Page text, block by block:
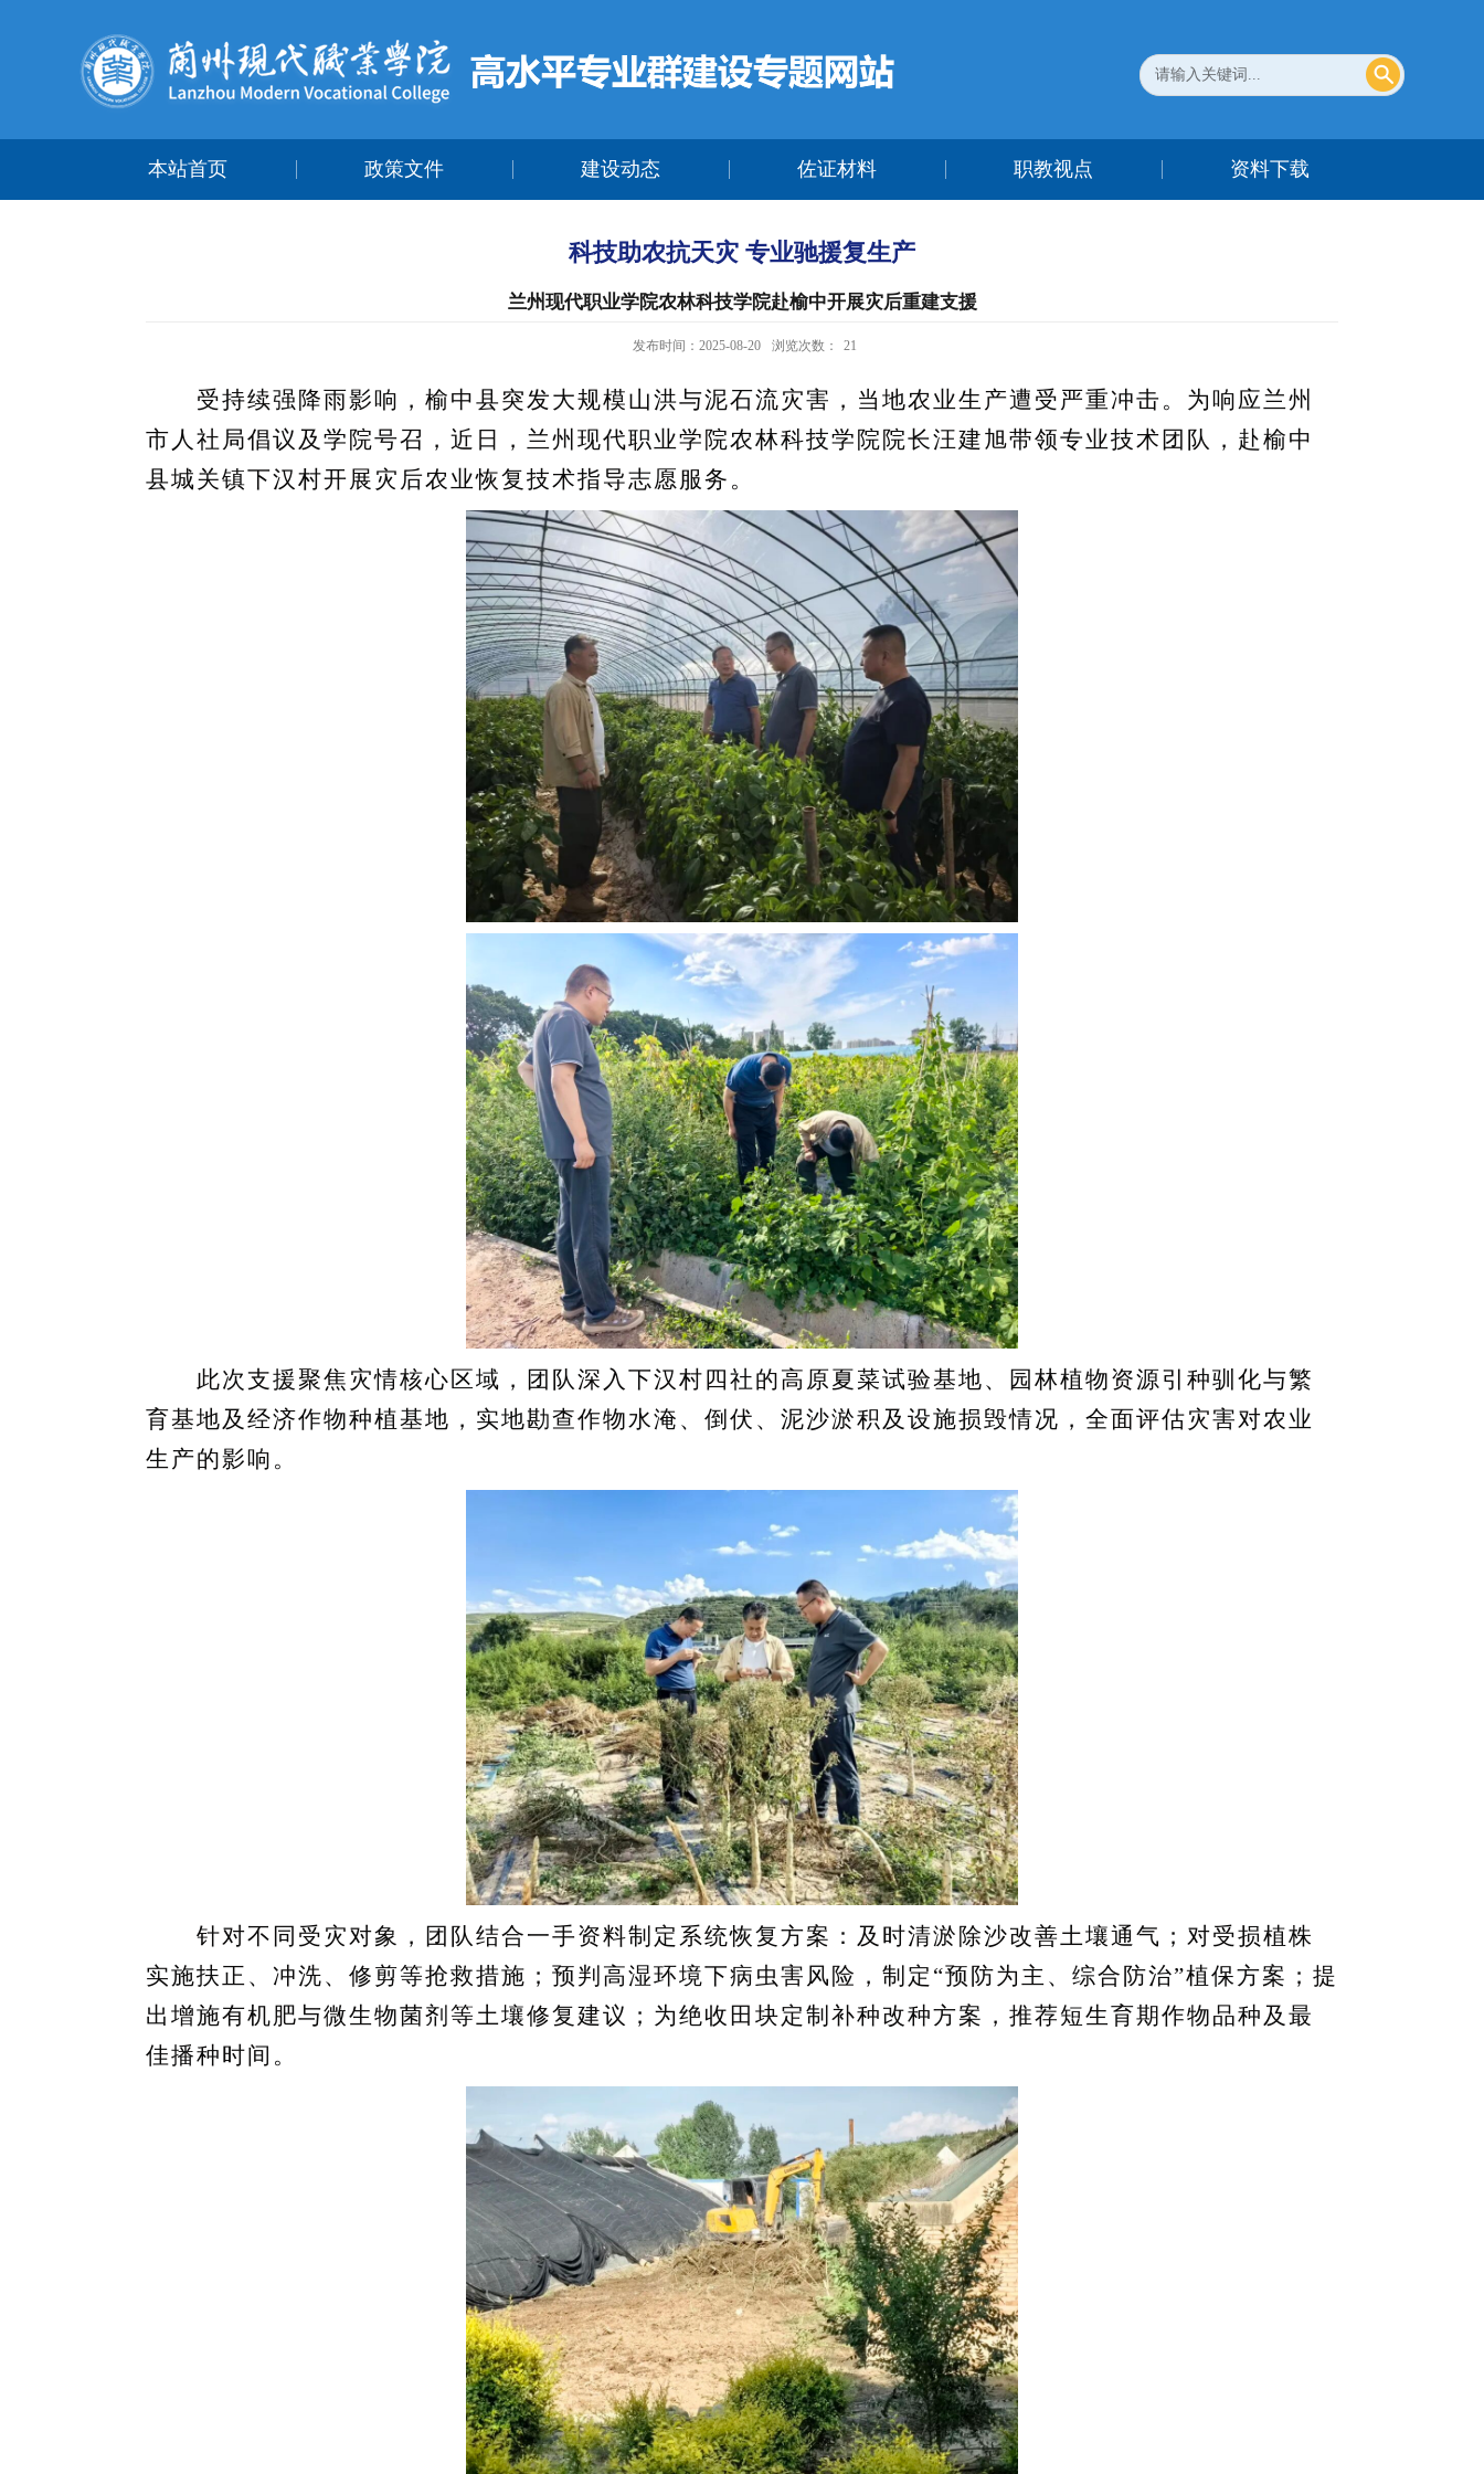
本站首页 政策文件 建设动态 佐证材料 职教视点 资料下载
科技助农抗天灾 专业驰援复生产
兰州现代职业学院农林科技学院赴榆中开展灾后重建支援
发布时间：2025-08-20 浏览次数： 21
受持续强降雨影响，榆中县突发大规模山洪与泥石流灾害，当地农业生产遭受严重冲击。为响应兰州
市人社局倡议及学院号召，近日，兰州现代职业学院农林科技学院院长汪建旭带领专业技术团队，赴榆中
县城关镇下汉村开展灾后农业恢复技术指导志愿服务。
此次支援聚焦灾情核心区域，团队深入下汉村四社的高原夏菜试验基地、园林植物资源引种驯化与繁
育基地及经济作物种植基地，实地勘查作物水淹、倒伏、泥沙淤积及设施损毁情况，全面评估灾害对农业
生产的影响。
针对不同受灾对象，团队结合一手资料制定系统恢复方案：及时清淤除沙改善土壤通气；对受损植株
实施扶正、冲洗、修剪等抢救措施；预判高湿环境下病虫害风险，制定“预防为主、综合防治”植保方案；提
出增施有机肥与微生物菌剂等土壤修复建议；为绝收田块定制补种改种方案，推荐短生育期作物品种及最
佳播种时间。